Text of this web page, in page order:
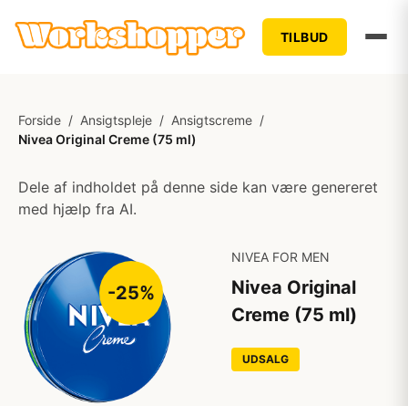
TILBUD
Forside / Ansigtspleje / Ansigtscreme /
Nivea Original Creme (75 ml)
Dele af indholdet på denne side kan være genereret
med hjælp fra AI.
-25%
NIVEA FOR MEN
Nivea Original
Creme (75 ml)
UDSALG